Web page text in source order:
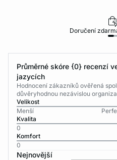
Doručení
Průměrné skóre {0} recenzí
jazycích
Hodnocení zákazníků ověřená
důvěryhodnou nezávislou
Velikost
Menší
Kvalita
0
Komfort
0
Nejnovější